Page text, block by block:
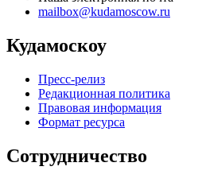
mailbox@kudamoscow.ru
Кудамоскоу
Пресс-релиз
Редакционная политика
Правовая информация
Формат ресурса
Сотрудничество